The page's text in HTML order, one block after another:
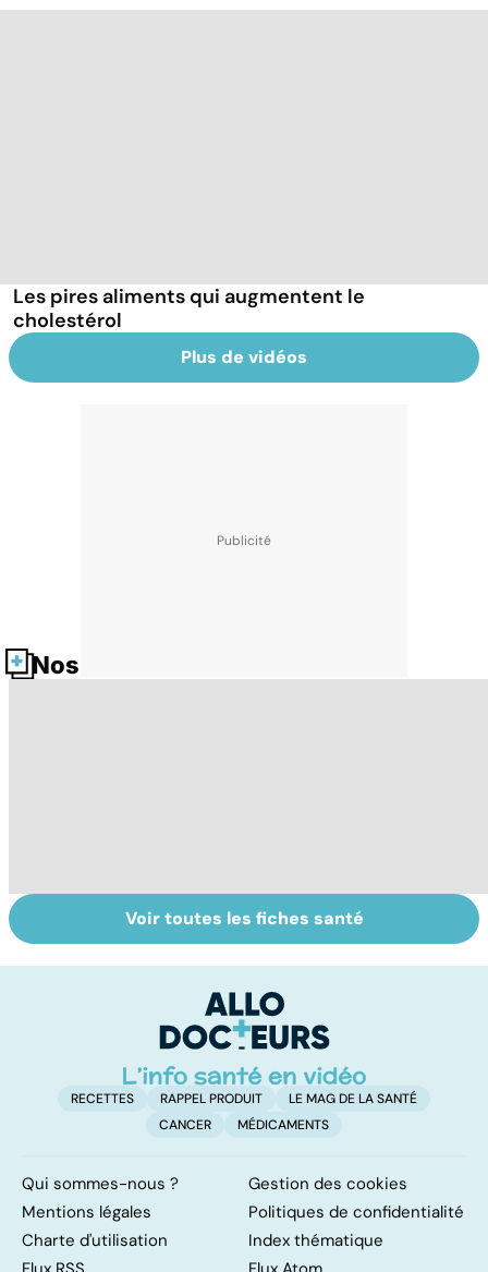
Les pires aliments qui augmentent le
cholestérol
Plus de vidéos
Nos fiches santé
Tout savoir sur
les infections
Inflammation des
amygdales : que
d'angine ?
Voir toutes les fiches santé
RECETTES RAPPEL PRODUIT
LE MAG DE LA SANTÉ
CANCER
MÉDICAMENTS
Qui sommes-nous ?
Gestion des cookies
Mentions légales
Politiques de confidentialité
Charte d'utilisation
Index thématique